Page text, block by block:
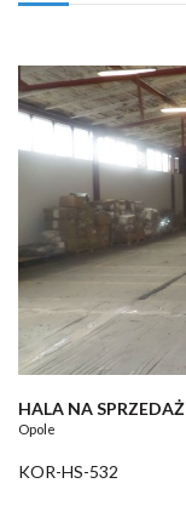
HALA NA SPRZEDAŻ
Opole
KOR-HS-532